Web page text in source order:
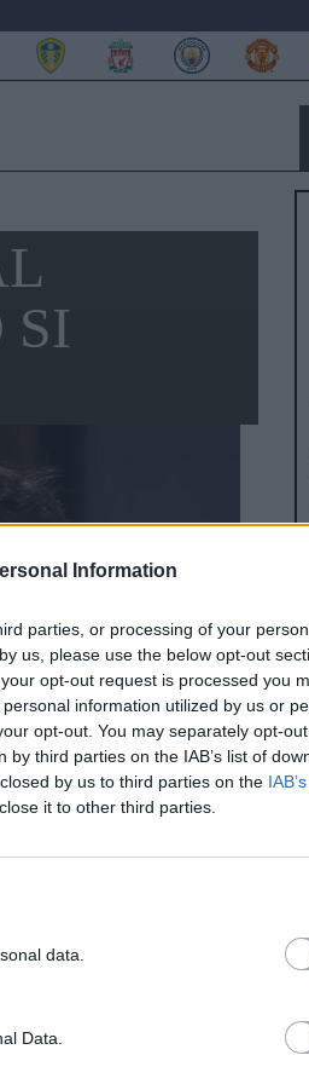
Information
parties, or processing of your
us, please use the below opt-out
opt-out request is processed you
information utilized by us or
opt-out. You may separately opt-
third parties on the IAB’s list of
by us to third parties on the
it to other third parties.
data.
Data.
SI
ci si poteva aspettare che